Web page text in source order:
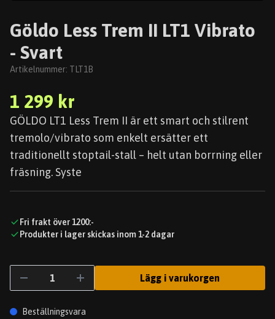
Göldo Less Trem II LT1 Vibrato
- Svart
Artikelnummer: TLT1B
1 299 kr
GÖLDO LT1 Less Trem II är ett smart och stilrent
tremolo/vibrato som enkelt ersätter ett
traditionellt stoptail-stall – helt utan borrning eller
fräsning. Syste
Fri frakt över 1200:-
Produkter i lager skickas inom 1-2 dagar
Lägg i varukorgen
Beställningsvara